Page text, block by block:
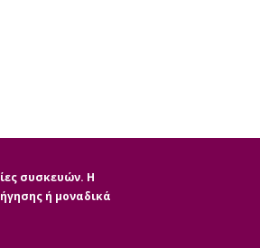
συσκευών. Η
ή μοναδικά